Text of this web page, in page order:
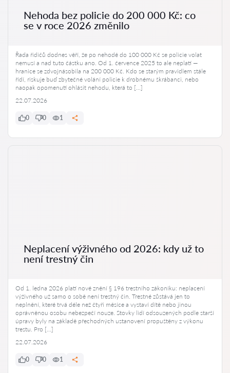
Nehoda bez policie do 200 000 Kč: co
se v roce 2026 změnilo
Řada řidičů dodnes věří, že po nehodě do 100 000 Kč se policie volat
nemusí a nad tuto částku ano. Od 1. července 2025 to ale neplatí —
hranice se zdvojnásobila na 200 000 Kč. Kdo se starým pravidlem stále
řídí, riskuje buď zbytečné volání policie k drobnému škrábanci, nebo
naopak opomenutí ohlásit nehodu, která to […]
22.07.2026
0 0 1
Neplacení výživného od 2026: kdy už to
není trestný čin
Od 1. ledna 2026 platí nové znění § 196 trestního zákoníku: neplacení
výživného už samo o sobě není trestný čin. Trestné zůstává jen to
neplnění, které trvá déle než čtyři měsíce a vystaví dítě nebo jinou
oprávněnou osobu nebezpečí nouze. Stovky lidí odsouzených podle starší
úpravy byly na základě přechodných ustanovení propuštěny z výkonu
trestu. Pro […]
22.07.2026
0 0 1